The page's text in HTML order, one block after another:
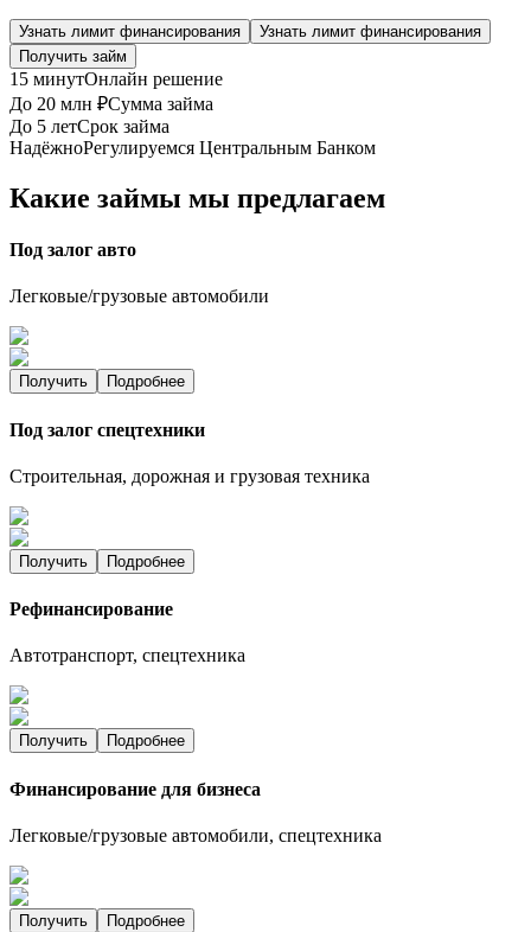
Узнать лимит финансирования
Узнать лимит финансирования
Получить займ
15 минутОнлайн решение
До 20 млн ₽Сумма займа
До 5 летСрок займа
НадёжноРегулируемся Центральным Банком
Какие займы мы предлагаем
Под залог авто
Легковые/грузовые автомобили
Получить Подробнее
Под залог спецтехники
Строительная, дорожная и грузовая техника
Получить Подробнее
Рефинансирование
Автотранспорт, спецтехника
Получить Подробнее
Финансирование для бизнеса
Легковые/грузовые автомобили, спецтехника
Получить Подробнее